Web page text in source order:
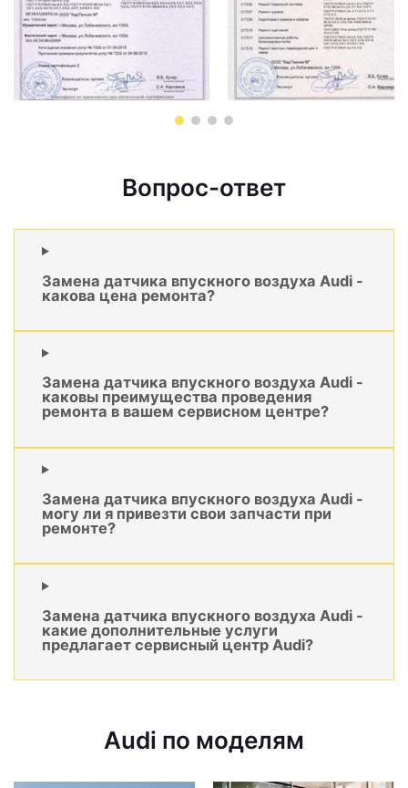
Вопрос-ответ
Замена датчика впускного воздуха Audi -
какова цена ремонта?
Замена датчика впускного воздуха Audi -
каковы преимущества проведения
ремонта в вашем сервисном центре?
Замена датчика впускного воздуха Audi -
могу ли я привезти свои запчасти при
ремонте?
Замена датчика впускного воздуха Audi -
какие дополнительные услуги
предлагает сервисный центр Audi?
Audi по моделям